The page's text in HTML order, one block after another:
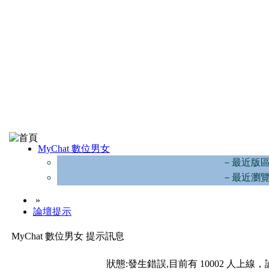
MyChat 數位男女
－最近版
－最近瀏
»
論壇提示
MyChat 數位男女 提示訊息
狀態:發生錯誤,目前有 10002 人上線